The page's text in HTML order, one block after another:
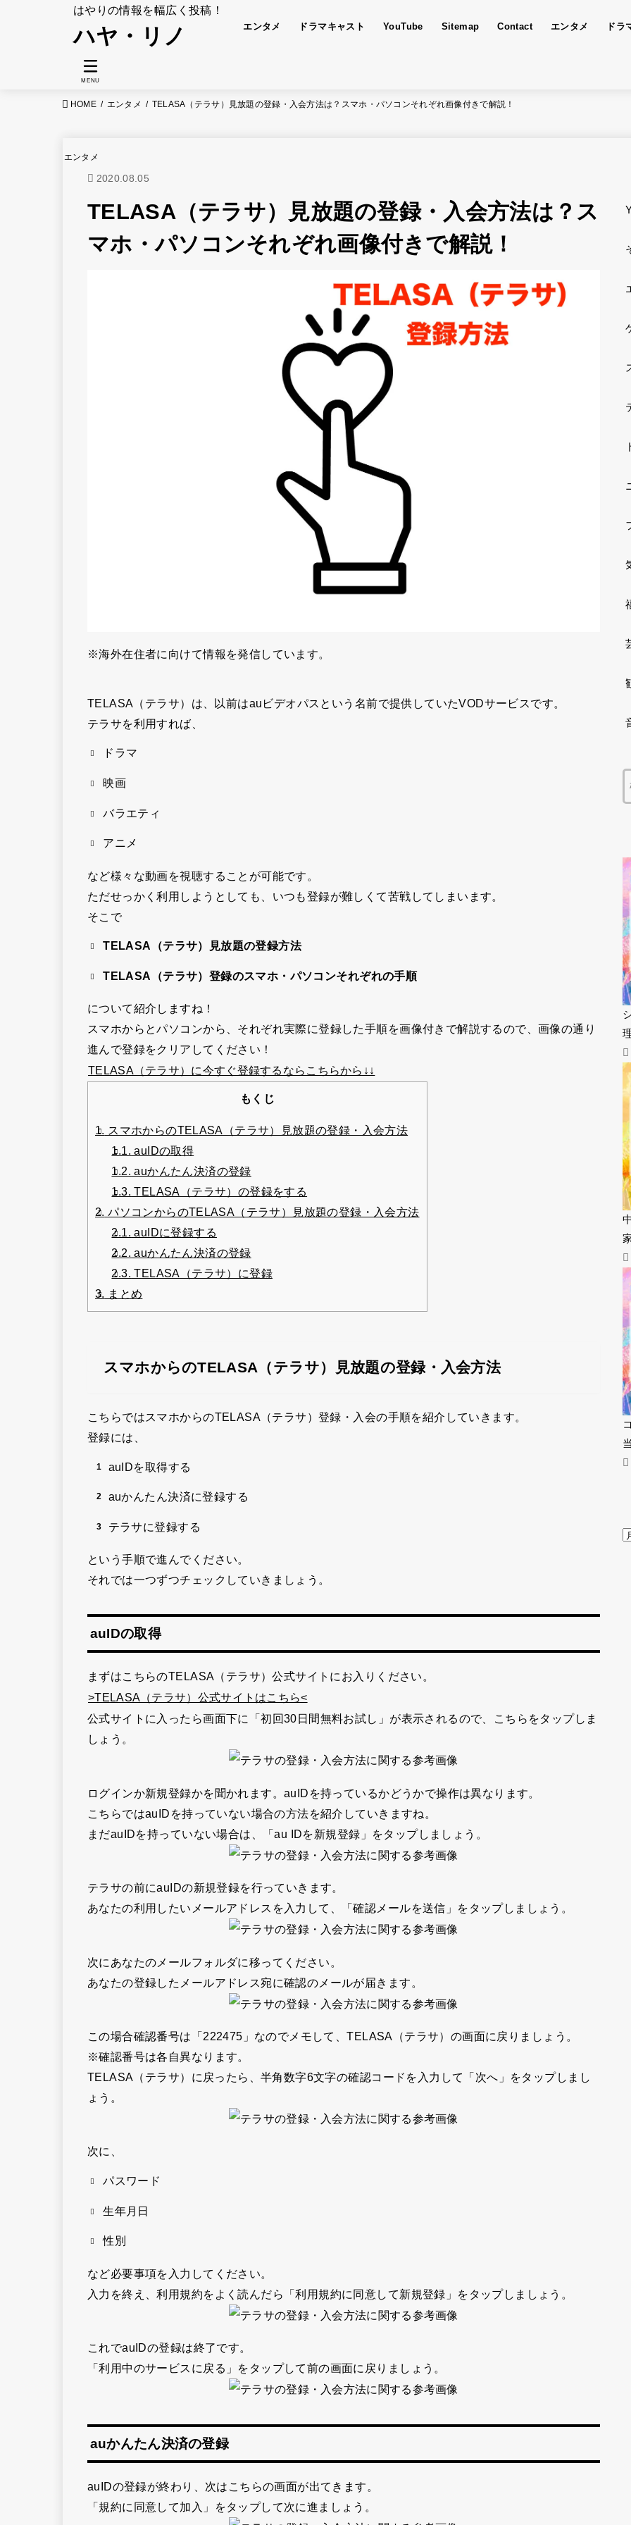
はやりの情報を幅広く投稿！
ハヤ・リノ エンタメ ドラマキャスト YouTube Sitemap Contact エンタメ ドラ
MENU
HOME エンタメ TELASA（テラサ）見放題の登録・入会方法は？スマホ・パソコンそれぞれ画像付きで解説！
エンタメ
2020.08.05
TELASA（テラサ）見放題の登録・入会方法は？ス
マホ・パソコンそれぞれ画像付きで解説！
※海外在住者に向けて情報を発信しています。
TELASA（テラサ）は、以前はauビデオパスという名前で提供していたVODサービスです。
テラサを利用すれば、
ドラマ
映画
バラエティ
アニメ
など様々な動画を視聴することが可能です。
ただせっかく利用しようとしても、いつも登録が難しくて苦戦してしまいます。
そこで
TELASA（テラサ）見放題の登録方法
TELASA（テラサ）登録のスマホ・パソコンそれぞれの手順
について紹介しますね！
スマホからとパソコンから、それぞれ実際に登録した手順を画像付きで解説するので、画像の通り
進んで登録をクリアしてください！
TELASA（テラサ）に今すぐ登録するならこちらから↓↓
もくじ
1. スマホからのTELASA（テラサ）見放題の登録・入会方法
1.1. auIDの取得
1.2. auかんたん決済の登録
1.3. TELASA（テラサ）の登録をする
2. パソコンからのTELASA（テラサ）見放題の登録・入会方法
2.1. auIDに登録する
2.2. auかんたん決済の登録
2.3. TELASA（テラサ）に登録
3. まとめ
スマホからのTELASA（テラサ）見放題の登録・入会方法
こちらではスマホからのTELASA（テラサ）登録・入会の手順を紹介していきます。
登録には、
auIDを取得する
auかんたん決済に登録する
テラサに登録する
という手順で進んでください。
それでは一つずつチェックしていきましょう。
auIDの取得
まずはこちらのTELASA（テラサ）公式サイトにお入りください。
>TELASA（テラサ）公式サイトはこちら<
公式サイトに入ったら画面下に
「初回30日間無料お試し」 が表示されるので、こちらをタップしま
しょう。
ログインか新規登録かを聞かれます。auIDを持っているかどうかで操作は異なります。
こちらではauIDを持っていない場合の方法を紹介していきますね。
まだauIDを持っていない場合は、
「au IDを新規登録」 をタップしましょう。
テラサの前にauIDの新規登録を行っていきます。
あなたの利用したいメールアドレスを入力して、
「確認メールを送信」 をタップしましょう。
次にあなたのメールフォルダに移ってください。
あなたの登録したメールアドレス宛に確認のメールが届きます。
この場合確認番号は 「222475」 なのでメモして、TELASA（テラサ）の画面に戻りましょう。
※確認番号は各自異なります。
TELASA（テラサ）に戻ったら、半角数字6文字の確認コードを入力して
「次へ 」をタップしまし
ょう。
次に、
パスワード
生年月日
性別
など必要事項を入力してください。
入力を終え、利用規約をよく読んだら
「利用規約に同意して新規登録」 をタップしましょう。
これでauIDの登録は終了です。
「利用中のサービスに戻る」 をタップして前の画面に戻りましょう。
auかんたん決済の登録
auIDの登録が終わり、次はこちらの画面が出てきます。
「規約に同意して加入」
をタップして次に進ましょう。